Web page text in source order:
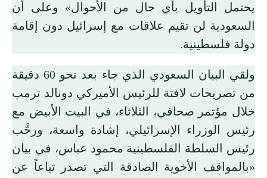
يحتمل التأويل بأي حال من الأحوال» وعلى أن
السعودية لن تقيم علاقات مع إسرائيل دون إقامة
دولة فلسطينية.
ولقي البيان السعودي الذي جاء بعد نحو 60 دقيقة
من تصريحات لافتة للرئيس الأميركي دونالد ترمب
خلال مؤتمر صحافي، الثلاثاء، في البيت الأبيض مع
رئيس الوزراء الإسرائيلي، إشادة واسعة، ورحَّب
رئيس السلطة الفلسطينية محمود عباس، في بيان
«بالمواقف الأخوية الصادقة التي تصدر تباعاً عن